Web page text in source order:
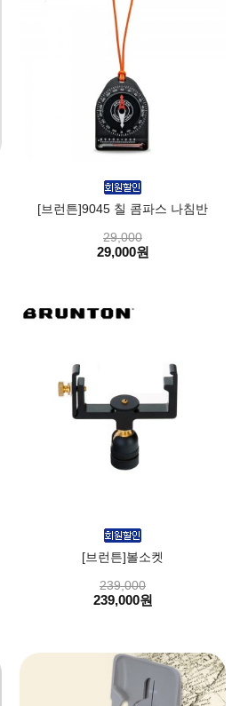
[브런튼]9045 칠 콤파스 나침반
29,000
29,000원
[브런튼]볼소켓
239,000
239,000원